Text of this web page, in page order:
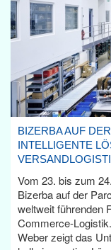
BIZERBA AUF
INTELLIGENTE
Vom 23. bis zum
Bizerba auf der
weltweit führenden
Commerce-
Weber zeigt das